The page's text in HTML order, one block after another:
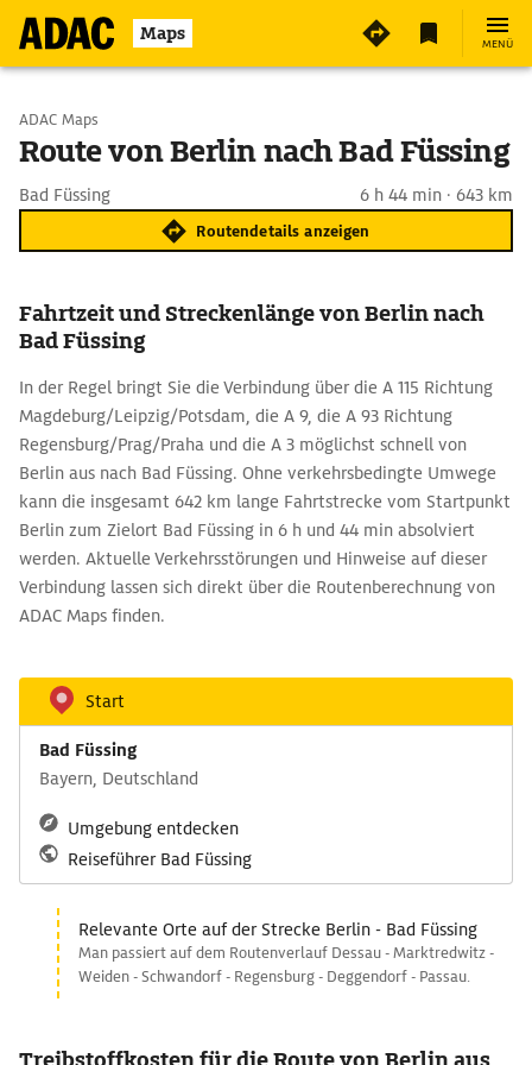
Maps MENÜ
Start wählen
ADAC Maps
Route von Berlin nach Bad Füssing
Bad Füssing 6 h 44 min · 643 km
Routendetails anzeigen
Fahrtzeit und Streckenlänge von Berlin nach
Bad Füssing
In der Regel bringt Sie die Verbindung über die A 115 Richtung
Magdeburg/Leipzig/Potsdam, die A 9, die A 93 Richtung
Regensburg/Prag/Praha und die A 3 möglichst schnell von
Berlin aus nach Bad Füssing. Ohne verkehrsbedingte Umwege
kann die insgesamt 642 km lange Fahrtstrecke vom Startpunkt
Berlin zum Zielort Bad Füssing in 6 h und 44 min absolviert
werden. Aktuelle Verkehrsstörungen und Hinweise auf dieser
Verbindung lassen sich direkt über die Routenberechnung von
ADAC Maps finden.
Start
Bad Füssing
Bayern, Deutschland
Umgebung entdecken
Reiseführer Bad Füssing
Relevante Orte auf der Strecke Berlin - Bad Füssing
Man passiert auf dem Routenverlauf Dessau - Marktredwitz -
Weiden - Schwandorf - Regensburg - Deggendorf - Passau.